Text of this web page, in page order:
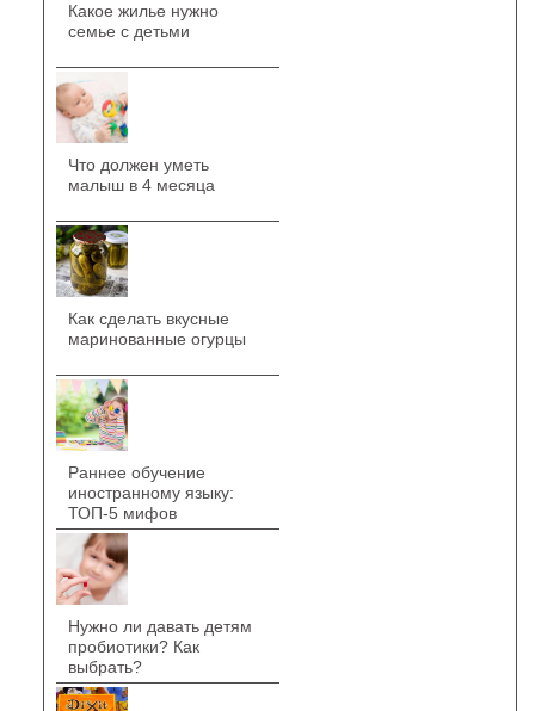
Какое жилье нужно
семье с детьми
Что должен уметь
малыш в 4 месяца
Как сделать вкусные
маринованные огурцы
Раннее обучение
иностранному языку:
ТОП-5 мифов
Нужно ли давать детям
пробиотики? Как
выбрать?